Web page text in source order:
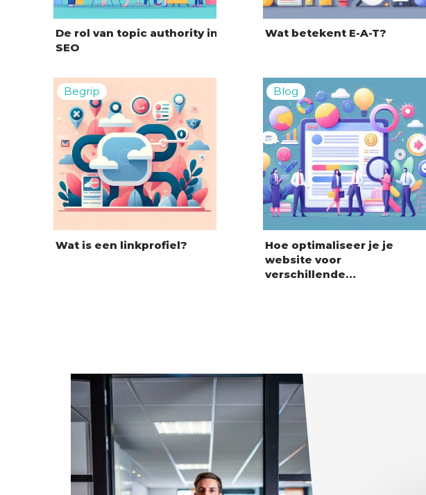
De rol van topic authority in
SEO
Wat betekent E-A-T?
Wat is een linkprofiel?
Hoe optimaliseer je je
website voor
verschillende…